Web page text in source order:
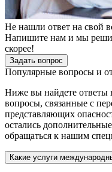
Не нашли ответ на свой
Напишите нам и мы
скорее!
Задать вопрос
Популярные вопросы и
Ниже вы найдете ответы
вопросы, связанные с
представляющих
остались
обращаться к нашим
Какие услуги